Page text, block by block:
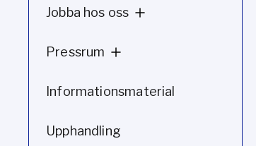
Jobba hos oss
Pressrum
Informationsmaterial
Upphandling